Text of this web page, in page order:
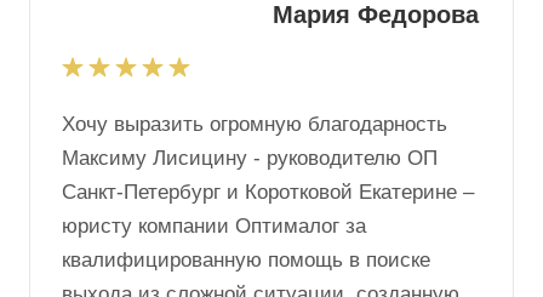
Мария Федорова
Хочу выразить огромную благодарность
Максиму Лисицину - руководителю ОП
Санкт-Петербург и Коротковой Екатерине –
юристу компании Оптималог за
квалифицированную помощь в поиске